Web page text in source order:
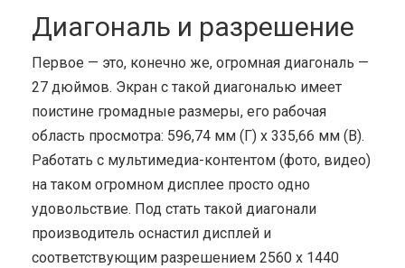
Диагональ и разрешение
Первое — это, конечно же, огромная диагональ —
27 дюймов. Экран с такой диагональю имеет
поистине громадные размеры, его рабочая
область просмотра: 596,74 мм (Г) x 335,66 мм (В).
Работать с мультимедиа-контентом (фото, видео)
на таком огромном дисплее просто одно
удовольствие. Под стать такой диагонали
производитель оснастил дисплей и
соответствующим разрешением 2560 x 1440